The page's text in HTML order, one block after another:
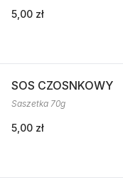
5,00 zł
SOS CZOSNKOWY
Saszetka 70g
5,00 zł